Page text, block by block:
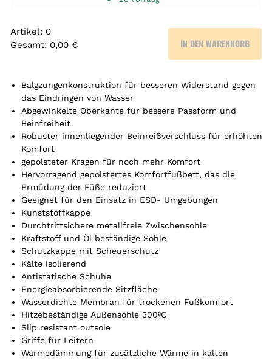
Artikel: 0
Gesamt: 0,00 €
r
i
e
.
Y
u
i
s
0
,
0
IN DEN WARENKORB
Balgzungenkonstruktion für besseren Widerstand gegen
das Eindringen von Wasser
Abgewinkelte Oberkante für bessere Passform und
Beinfreiheit
Robuster innenliegender Beinreißverschluss für erhöhten
Komfort
gepolsteter Kragen für noch mehr Komfort
Hervorragend gepolstertes Komfortfußbett, das die
Ermüdung der Füße reduziert
Geeignet für den Einsatz in ESD- Umgebungen
Kunststoffkappe
Durchtrittsichere metallfreie Zwischensohle
Kraftstoff und Öl beständige Sohle
Schutzkappe mit Scheuerschutz
Kälte isolierend
Antistatische Schuhe
Energieabsorbierende Sitzfläche
Wasserdichte Membran für trockenen Fußkomfort
Hitzebeständige Außensohle 300ºC
Slip resistant outsole
Griffe für Leitern
Wärmedämmung für zusätzliche Wärme in kalten